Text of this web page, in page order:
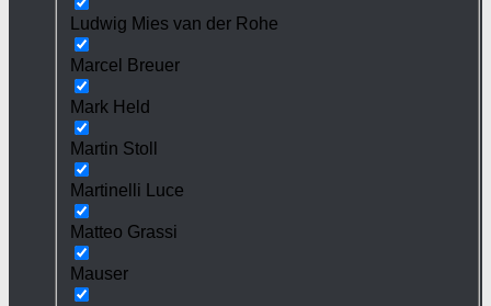
Ludwig Mies van der Rohe
Marcel Breuer
Mark Held
Martin Stoll
Martinelli Luce
Matteo Grassi
Mauser